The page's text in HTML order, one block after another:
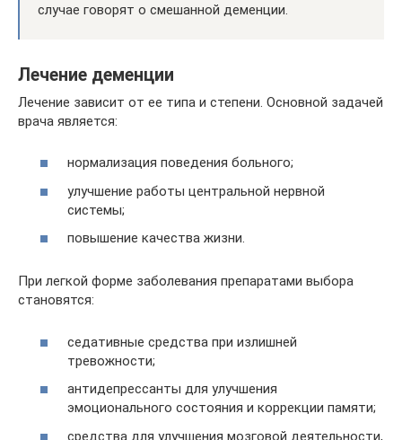
случае говорят о смешанной деменции.
Лечение деменции
Лечение зависит от ее типа и степени. Основной задачей
врача является:
нормализация поведения больного;
улучшение работы центральной нервной
системы;
повышение качества жизни.
При легкой форме заболевания препаратами выбора
становятся:
седативные средства при излишней
тревожности;
антидепрессанты для улучшения
эмоционального состояния и коррекции памяти;
средства для улучшения мозговой деятельности,